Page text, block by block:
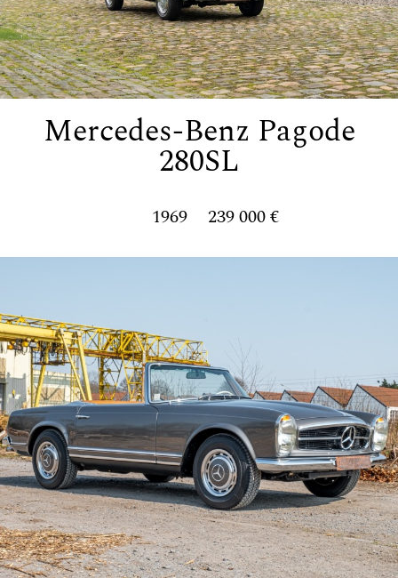
Mercedes-Benz Pagode
280SL
1969 239 000 €